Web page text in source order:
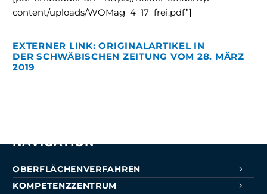
content/uploads/WOMag_4_17_frei.pdf”]
EXTERNER LINK: ORIGINALARTIKEL IN
DER SCHWÄBISCHEN ZEITUNG VOM 28. MÄRZ
2019
22. Februar 2023
Surface Technology 2022 Messebericht
NAVIGATION
OBERFLÄCHENVERFAHREN
KOMPETENZZENTRUM